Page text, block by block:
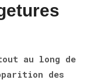
au long de
des